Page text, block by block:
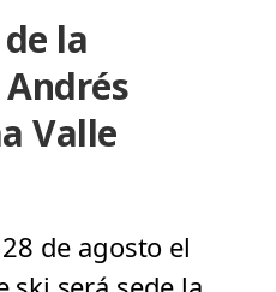
la
Valle
de agosto el